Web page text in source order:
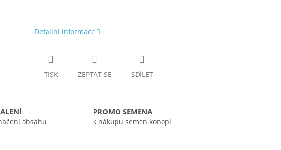
Detailní informace
TISK ZEPTAT SE SDÍLET
obsahu
PROMO SEMENA
k nákupu semen konopí